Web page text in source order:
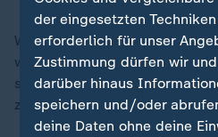
Worauf Sie bei einem
was in machen Fällen auch
spricht, hat meine Kollegin
zusammengefasst:
der eingesetzten
erforderlich für unser
Zustimmung dürfen wir
darüber hinaus
speichern und/oder
deine Daten ohne deine